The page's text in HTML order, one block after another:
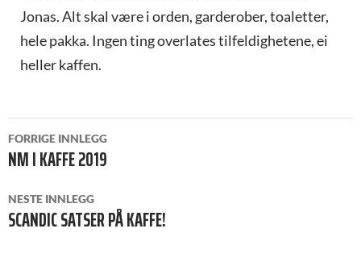
Jonas. Alt skal være i orden, garderober, toaletter,
hele pakka. Ingen ting overlates tilfeldighetene, ei
heller kaffen.
INNLEGGSNAVIGASJON
FORRIGE INNLEGG
NM I KAFFE 2019
NESTE INNLEGG
SCANDIC SATSER PÅ KAFFE!